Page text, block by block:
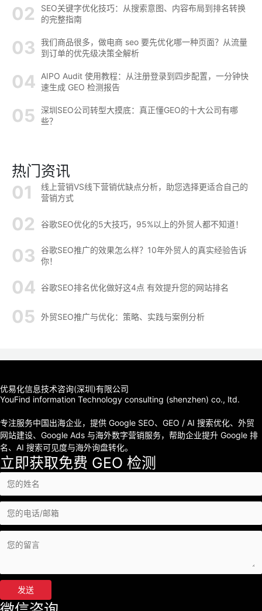
SEO关键字优化技巧：从搜索意图、内容布局到排名转换
的完整指南
我们商品很多，做电商 seo 要先优化哪一种页面？从流量
到订单的优先级决策全解析
AIPO Audit 使用教程：从注册登录到四步配置，一分钟快
速生成 GEO 检测报告
深圳SEO公司转型大摸底：真正懂GEO的十大公司有哪
些？
热门资讯
线上营销VS线下营销优缺点分析，助您选择更适合自己的
营销方式
谷歌SEO优化的5大技巧，95%以上的外贸人都不知道！
谷歌SEO推广的效果怎么样？10年外贸人的真实经验告诉
你！
谷歌SEO排名优化做好这4点 有效提升您的网站排名
外贸SEO推广与优化：策略、实践与案例分析
优易化信息技术咨询(深圳)有限公司
YouFind information Technology consulting (shenzhen) co., ltd.
专注服务中国出海企业，提供 Google SEO、GEO / AI 搜索优化、外贸
网站建设、Google Ads 与海外数字营销服务，帮助企业提升 Google 排
名、AI 搜索可见度与海外询盘转化。
立即获取免费 GEO 检测
发送